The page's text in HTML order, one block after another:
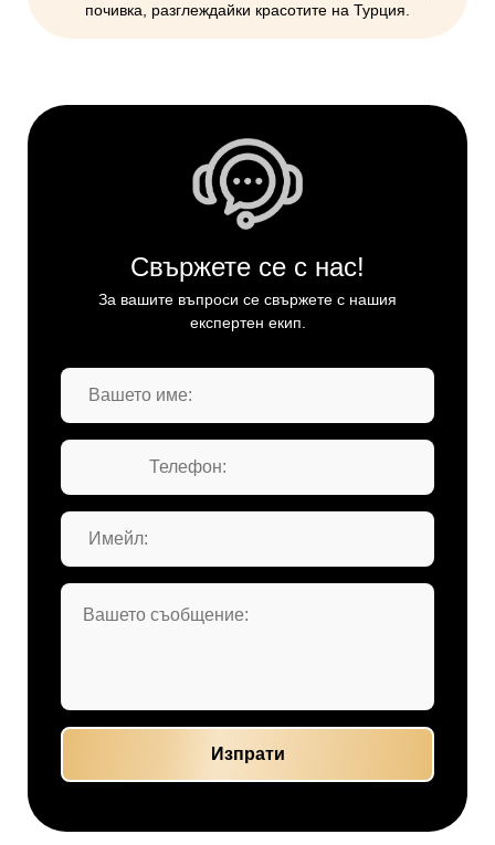
почивка, разглеждайки красотите на Турция.
Свържете се с нас!
За вашите въпроси се свържете с нашия
експертен екип.